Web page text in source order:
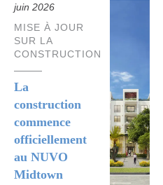
juin 2026
MISE À JOUR
SUR LA
CONSTRUCTION
La
construction
commence
officiellement
au NUVO
Midtown